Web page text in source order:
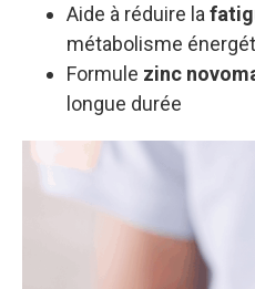
Aide à réduire la
métabolisme
Formule zinc
longue durée